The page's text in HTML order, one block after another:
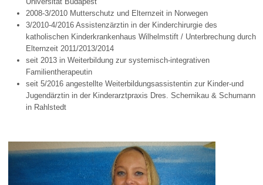
2008-3/2010 Mutterschutz und Elternzeit in Norwegen
3/2010-4/2016 Assistenzärztin in der Kinderchirurgie des
katholischen Kinderkrankenhaus Wilhelmstift / Unterbrechung durch
Elternzeit 2011/2013/2014
seit 2013 in Weiterbildung zur systemisch-integrativen
Familientherapeutin
seit 5/2016 angestellte Weiterbildungsassistentin zur Kinder-und
Jugendärztin in der Kinderarztpraxis Dres. Schernikau & Schumann
in Rahlstedt